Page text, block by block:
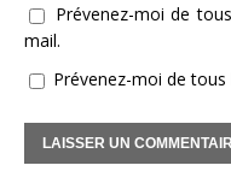
Prévenez-moi de
mail.
Prévenez-moi de